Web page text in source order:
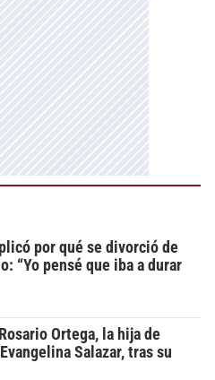
por qué se divorció de
“Yo pensé que iba a durar
Ortega, la hija de
Salazar, tras su